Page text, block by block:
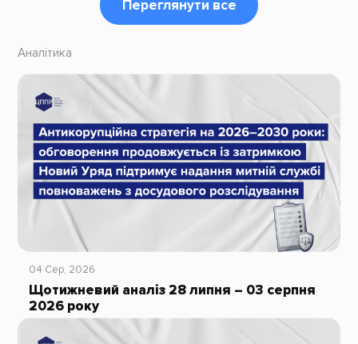
Переглянути все
Аналітика
04 Сер, 2026
Щотижневий аналіз 28 липня – 03 серпня
2026 року